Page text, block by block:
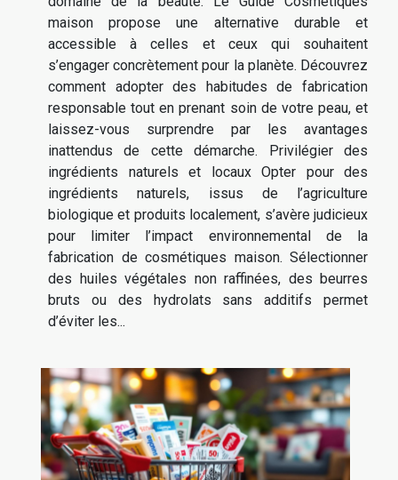
maison propose une alternative durable et
accessible à celles et ceux qui souhaitent
s’engager concrètement pour la planète. Découvrez
comment adopter des habitudes de fabrication
responsable tout en prenant soin de votre peau, et
laissez-vous surprendre par les avantages
inattendus de cette démarche. Privilégier des
ingrédients naturels et locaux Opter pour des
ingrédients naturels, issus de l’agriculture
biologique et produits localement, s’avère judicieux
pour limiter l’impact environnemental de la
fabrication de cosmétiques maison. Sélectionner
des huiles végétales non raffinées, des beurres
bruts ou des hydrolats sans additifs permet
d’éviter les...